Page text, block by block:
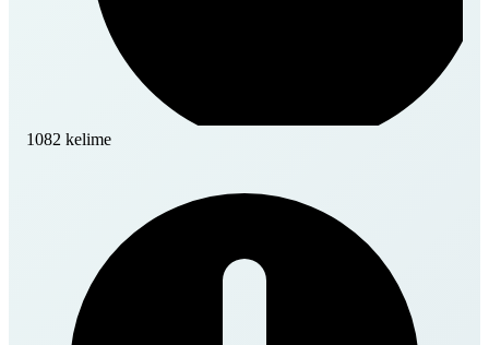
1082 kelime